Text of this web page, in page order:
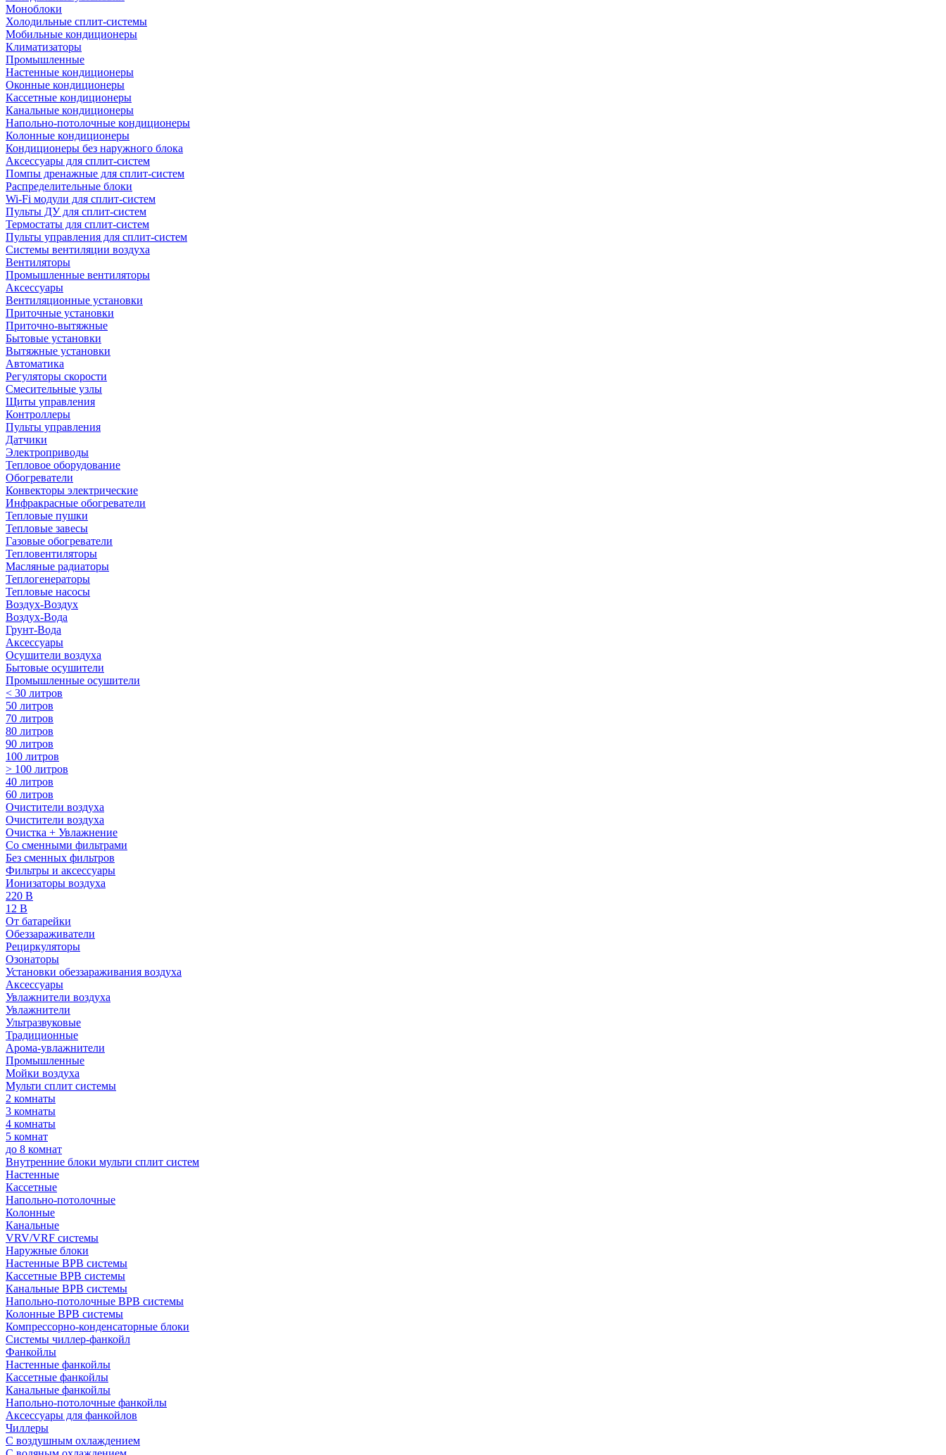
Моноблоки
Холодильные сплит-системы
Мобильные кондиционеры
Климатизаторы
Промышленные
Настенные кондиционеры
Оконные кондиционеры
Кассетные кондиционеры
Канальные кондиционеры
Напольно-потолочные кондиционеры
Колонные кондиционеры
Кондиционеры без наружного блока
Аксессуары для сплит-систем
Помпы дренажные для сплит-систем
Распределительные блоки
Wi-Fi модули для сплит-систем
Пульты ДУ для сплит-систем
Термостаты для сплит-систем
Пульты управления для сплит-систем
Системы вентиляции воздуха
Вентиляторы
Промышленные вентиляторы
Аксессуары
Вентиляционные установки
Приточные установки
Приточно-вытяжные
Бытовые установки
Вытяжные установки
Автоматика
Регуляторы скорости
Смесительные узлы
Щиты управления
Контроллеры
Пульты управления
Датчики
Электроприводы
Тепловое оборудование
Обогреватели
Конвекторы электрические
Инфракрасные обогреватели
Тепловые пушки
Тепловые завесы
Газовые обогреватели
Тепловентиляторы
Масляные радиаторы
Теплогенераторы
Тепловые насосы
Воздух-Воздух
Воздух-Вода
Грунт-Вода
Аксессуары
Осушители воздуха
Бытовые осушители
Промышленные осушители
< 30 литров
50 литров
70 литров
80 литров
90 литров
100 литров
> 100 литров
40 литров
60 литров
Очистители воздуха
Очистители воздуха
Очистка + Увлажнение
Cо сменными фильтрами
Без сменных фильтров
Фильтры и аксессуары
Ионизаторы воздуха
220 В
12 В
От батарейки
Обеззараживатели
Рециркуляторы
Озонаторы
Установки обеззараживания воздуха
Аксессуары
Увлажнители воздуха
Увлажнители
Ультразвуковые
Традиционные
Арома-увлажнители
Промышленные
Мойки воздуха
Мульти сплит системы
2 комнаты
3 комнаты
4 комнаты
5 комнат
до 8 комнат
Внутренние блоки мульти сплит систем
Настенные
Кассетные
Напольно-потолочные
Колонные
Канальные
VRV/VRF системы
Наружные блоки
Настенные ВРВ системы
Кассетные ВРВ системы
Канальные ВРВ системы
Напольно-потолочные ВРВ системы
Колонные ВРВ системы
Компрессорно-конденсаторные блоки
Системы чиллер-фанкойл
Фанкойлы
Настенные фанкойлы
Кассетные фанкойлы
Канальные фанкойлы
Напольно-потолочные фанкойлы
Аксессуары для фанкойлов
Чиллеры
С воздушным охлаждением